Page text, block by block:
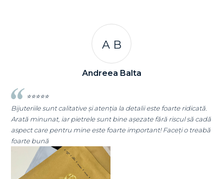
foarte ridicată.
fără riscul să cadă
Faceți o treabă
⭐⭐⭐⭐⭐
Super mulțumită!! Sunt superbi cerceii!!!